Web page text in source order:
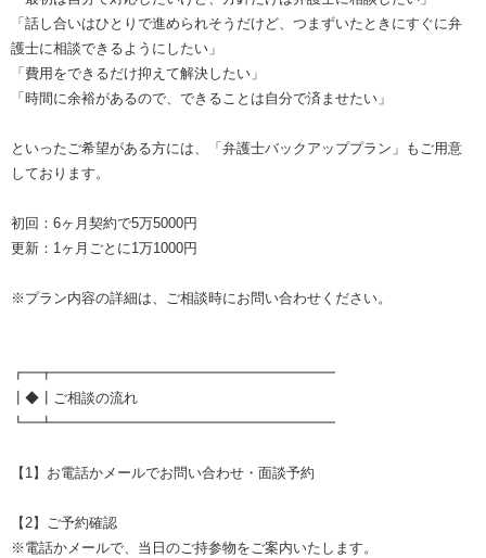
「話し合いはひとりで進められそうだけど、つまずいたときにすぐに弁
護士に相談できるようにしたい」
「費用をできるだけ抑えて解決したい」
「時間に余裕があるので、できることは自分で済ませたい」
といったご希望がある方には、「弁護士バックアッププラン」もご用意
しております。
初回：6ヶ月契約で5万5000円
更新：1ヶ月ごとに1万1000円
※プラン内容の詳細は、ご相談時にお問い合わせください。
┏━┳━━━━━━━━━━━━━━━━━━━━
┃◆┃ご相談の流れ
┗━┻━━━━━━━━━━━━━━━━━━━━
【1】お電話かメールでお問い合わせ・面談予約
【2】ご予約確認
※電話かメールで、当日のご持参物をご案内いたします。